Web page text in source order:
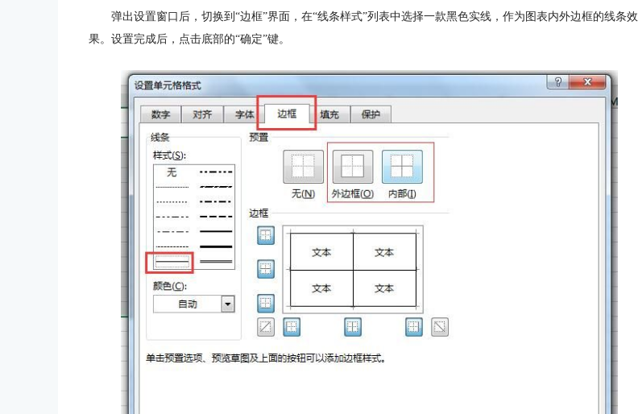
弹出设置窗口后，切换到“边框”界面，在“线条样式”列表中选择一款黑色实线，作为图表内外边框的线条效
果。设置完成后，点击底部的“确定”键。